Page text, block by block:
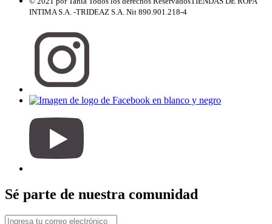
INTIMA S.A. -TRIDEAZ S.A. Nit 890.901.218-4
Sé parte de nuestra comunidad